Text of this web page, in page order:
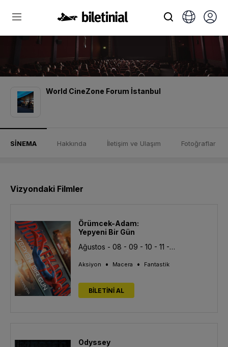
World CineZone Forum İstanbul
SİNEMA Hakkında İletişim ve Ulaşım Fotoğraflar
Vizyondaki Filmler
Örümcek-Adam:
Yepyeni Bir Gün
Ağustos - 08 - 09 - 10 - 11 - 13
Aksiyon • Macera • Fantastik
BİLETİNİ AL
Odyssey